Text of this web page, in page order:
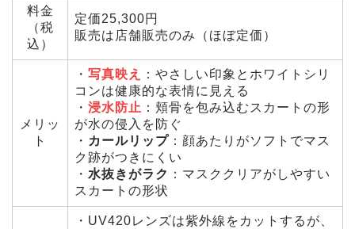
料金
（税
込）
定価25,300円
販売は店舗販売のみ（ほぼ定価）
メリッ
ト
・ 写真映え
：やさしい印象とホワイトシリ
コンは健康的な表情に見える
・ 浸水防止 ：頬骨を包み込むスカートの形
が水の侵入を防ぐ
・ カールリップ ：顔あたりがソフトでマス
ク跡がつきにくい
・ 水抜きがラク ：マスククリアがしやすい
スカートの形状
・UV420レンズは紫外線をカットするが、